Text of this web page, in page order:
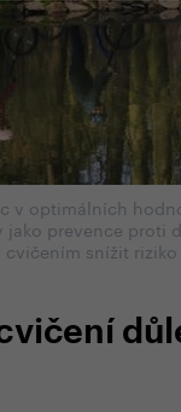
v optimálních
jako prevence proti
snížit